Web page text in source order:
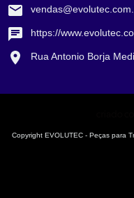
https://
Rua Antonio Borja
Copyright EVOLUTEC - Peças para